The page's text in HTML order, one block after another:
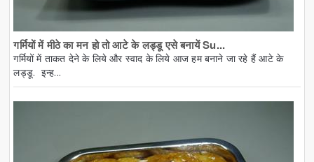
गर्मियों में मीठे का मन हो तो आटे के लड्डू एसे बनायें Su...
गर्मियों में ताकत देने के लिये और स्वाद के लिये आज हम बनाने जा रहे हैं आटे के
लड्डू. इन्ह...